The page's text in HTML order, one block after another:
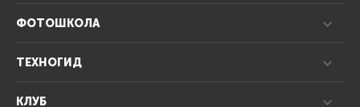
ФОТОШКОЛА
ТЕХНОГИД
КЛУБ